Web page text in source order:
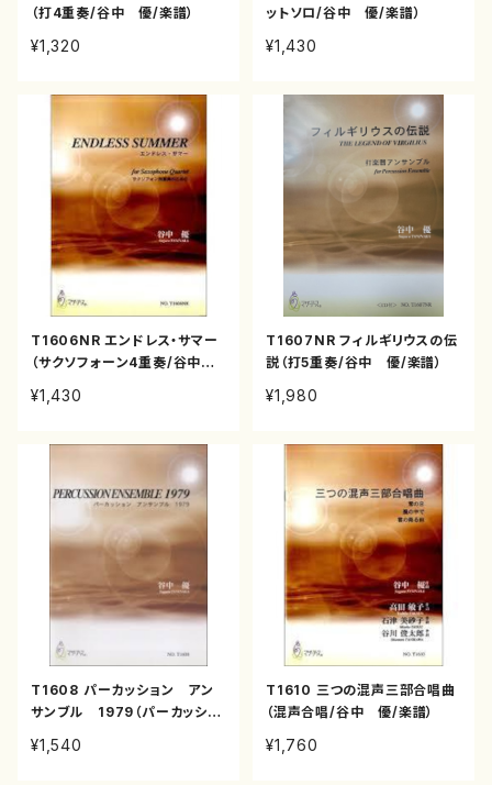
（打4重奏/谷中 優/楽譜）
¥1,320
ットソロ/谷中 優/楽譜）
¥1,430
T1606NR エンドレス・サマー
（サクソフォーン4重奏/谷中
¥1,430
T1607NR フィルギリウスの伝
説（打5重奏/谷中 優/楽譜）
¥1,980
T1608 パーカッション アン
サンブル 1979（パーカッショ
楽譜）
¥1,540
T1610 三つの混声三部合唱曲
（混声合唱/谷中 優/楽譜）
¥1,760